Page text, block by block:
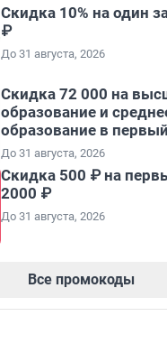
Скидка 10% на один
₽
До 31 августа, 2026
Скидка 72 000 на
образование и
образование в
До 31 августа, 2026
Скидка 500 ₽ на
2000 ₽
До 31 августа, 2026
Все промокоды